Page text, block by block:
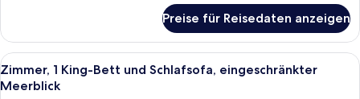
2 Doppelbetten
Preise für Reisedaten anzeigen
Alle
Fotos
Ein Hotelzimmer mit einem großen
8
Zimmer, 1 King-Bett und Schlafsofa, eingeschränkter
Meerblick